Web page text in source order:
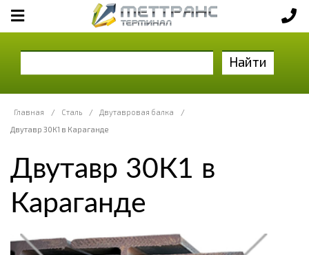
Найти
Главная / Сталь / Двутавровая балка
/
Двутавр 30К1 в Караганде
Двутавр 30К1 в
Караганде